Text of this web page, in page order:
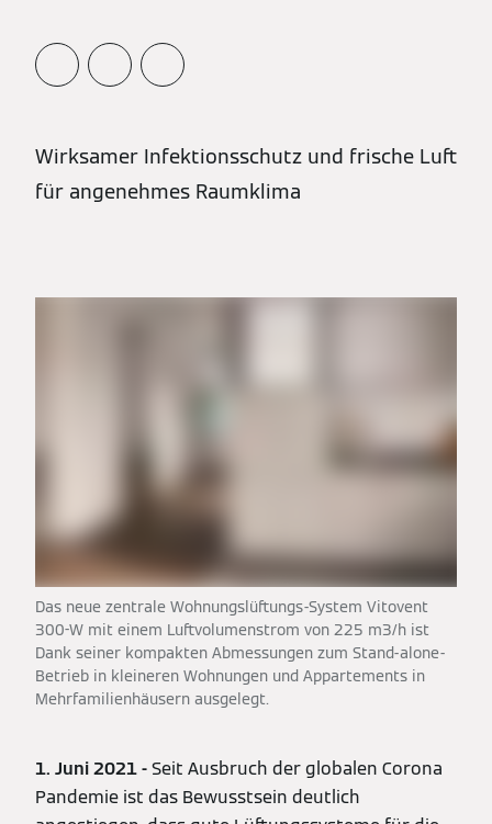
Wirksamer Infektionsschutz und frische Luft
für angenehmes Raumklima
Das neue zentrale Wohnungslüftungs-System Vitovent
300-W mit einem Luftvolumenstrom von 225 m3/h ist
Dank seiner kompakten Abmessungen zum Stand-alone-
Betrieb in kleineren Wohnungen und Appartements in
Mehrfamilienhäusern ausgelegt.
1. Juni 2021 -Seit Ausbruch der globalen Corona
Pandemie ist das Bewusstsein deutlich